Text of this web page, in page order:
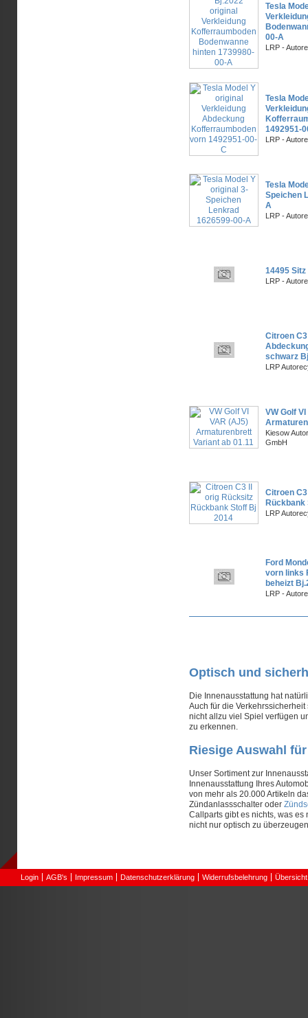
Tesla
00-A
LRP -
Tesla
1492951-
LRP -
Tesla
Speichen
A
LRP -
14495
LRP -
Citroen
schwarz
LRP
VW Golf
Kiesow
GmbH
Citroen
Rückbank
LRP
Ford
vorn links
beheizt
LRP -
Optisch und
Die Innenausstattung hat
Auch für die
nicht allzu viel Spiel verfügen
zu erkennen.
Riesige Auswahl
Unser Sortiment zur
Innenausstattung Ihres
von mehr als 20.000 Artikeln
Zündanlassschalter oder
Callparts gibt es nichts, was
nicht nur optisch zu
Login AGB's Impressum Datenschutzerklärung Widerrufsbelehrung